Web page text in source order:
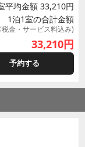
平均金額 33,210円
1泊1室の合計金額
金・サービス料込み)
33,210円
予約する